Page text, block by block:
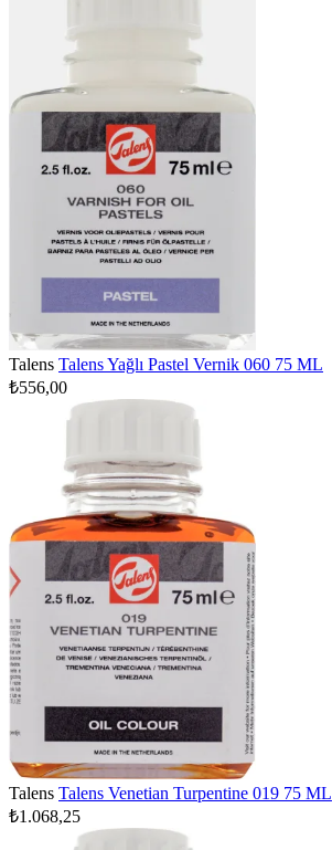
Talens Talens Yağlı Pastel Vernik 060 75 ML
₺556,00
Talens Talens Venetian Turpentine 019 75 ML
₺1.068,25